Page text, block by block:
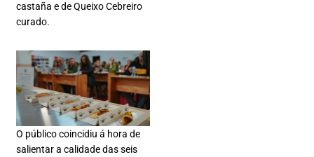
castaña e de Queixo Cebreiro
curado.
O público coincidiu á hora de
salientar a calidade das seis